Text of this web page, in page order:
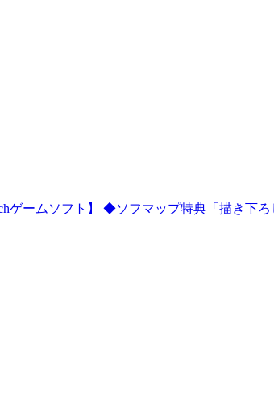
ゲームソフト】 ◆ソフマップ特典「描き下ろ